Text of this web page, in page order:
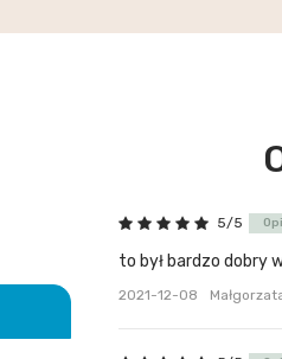
5/5
to był bardzo dobry
2021-12-08